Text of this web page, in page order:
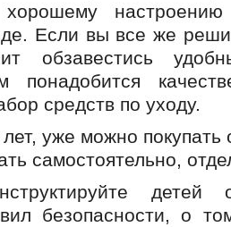
хорошему
Если вы все же
обзавестись
понадобится
средств по уходу.
уже можно покупать
самостоятельно,
детей
безопасности, о